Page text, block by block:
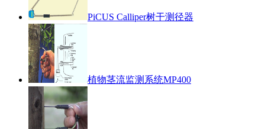
PiCUS Calliper树干测径器
植物茎流监测系统MP400